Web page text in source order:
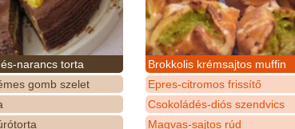
narancs torta
gomb szelet
Brokkolis krémsajtos muffin
Epres-citromos frissítő
Csokoládés-diós szendvics
Magvas-sajtos rúd